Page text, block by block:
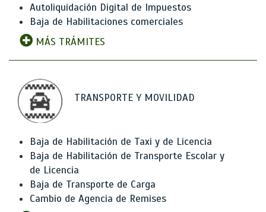
Autoliquidación Digital de Impuestos
Baja de Habilitaciones comerciales
MÁS TRÁMITES
TRANSPORTE Y MOVILIDAD
Baja de Habilitación de Taxi y de Licencia
Baja de Habilitación de Transporte Escolar y
de Licencia
Baja de Transporte de Carga
Cambio de Agencia de Remises